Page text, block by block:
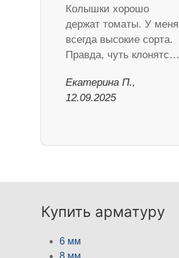
Колышки хорошо
держат томаты. У меня
всегда высокие сорта.
Правда, чуть клонятс…
Екатерина П.,
12.09.2025
Купить арматуру
6 мм
8 мм